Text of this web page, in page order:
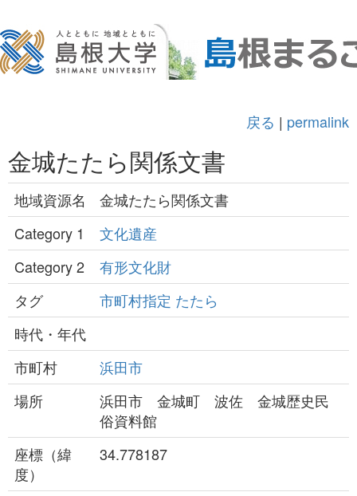
戻る | permalink
金城たたら関係文書
地域資源名
金城たたら関係文書
Category 1
文化遺産
Category 2
有形文化財
タグ
市町村指定 たたら
時代・年代
市町村
浜田市
場所
浜田市 金城町 波佐 金城歴史民
俗資料館
座標（緯
度）
34.778187